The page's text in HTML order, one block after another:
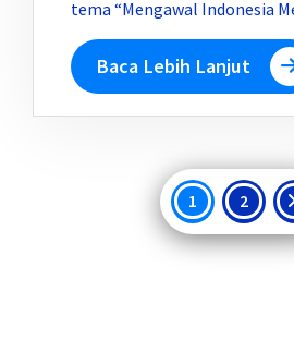
tema “Mengawal Indonesia
Baca Lebih Lanjut
Paginasi
pos
1 2